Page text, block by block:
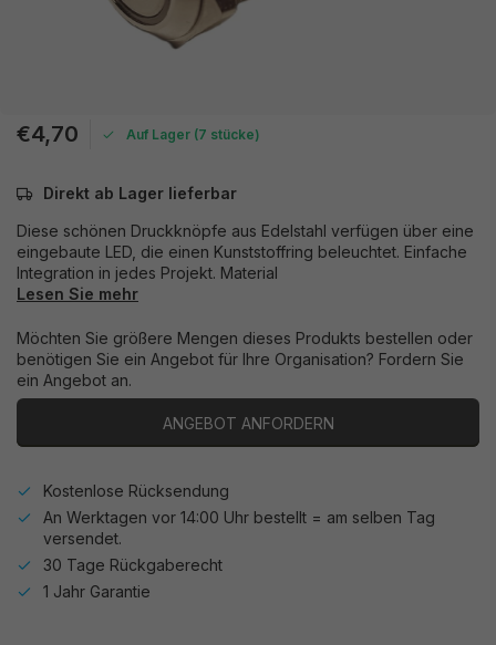
€4,70 Auf Lager (7 stücke)
Direkt ab Lager lieferbar
Diese schönen Druckknöpfe aus Edelstahl verfügen über eine
eingebaute LED, die einen Kunststoffring beleuchtet. Einfache
Integration in jedes Projekt. Material
Lesen Sie mehr
Möchten Sie größere Mengen dieses Produkts bestellen oder
benötigen Sie ein Angebot für Ihre Organisation? Fordern Sie
ein Angebot an.
ANGEBOT ANFORDERN
Kostenlose Rücksendung
An Werktagen vor 14:00 Uhr bestellt = am selben Tag
versendet.
30 Tage Rückgaberecht
1 Jahr Garantie